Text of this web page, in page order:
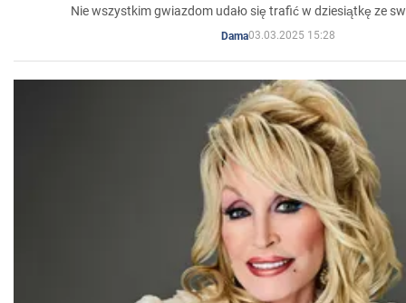
Nie wszystkim gwiazdom udało się trafić w dziesiątkę ze
Dama03.03.2025 15:28